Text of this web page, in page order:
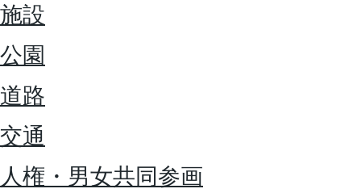
施設
公園
道路
交通
人権・男女共同参画